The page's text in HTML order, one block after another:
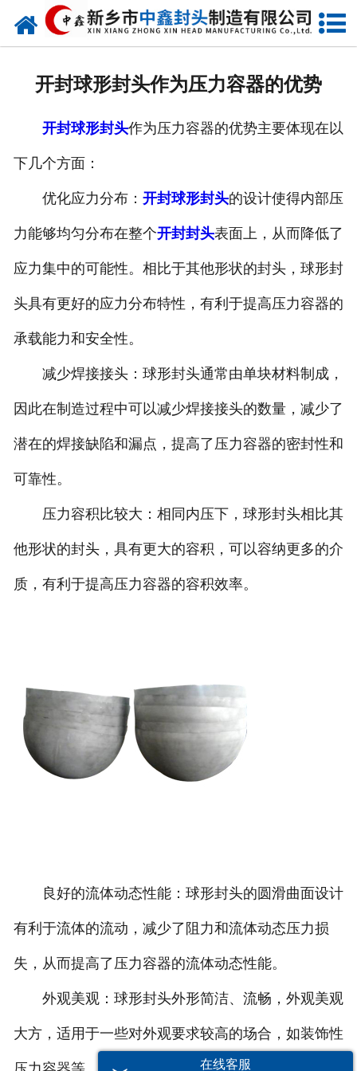
网站首页
生产现场
成功案例
视频中心
诚聘英才
开封球形封头作为压力容器的优势
开封球形封头作为压力容器的优势主要体现在以
下几个方面：
优化应力分布： 开封球形封头的设计使得内部压
力能够均匀分布在整个开封封头表面上，从而降低了
应力集中的可能性。相比于其他形状的封头，球形封
头具有更好的应力分布特性，有利于提高压力容器的
承载能力和安全性。
减少焊接接头：球形封头通常由单块材料制成，
因此在制造过程中可以减少焊接接头的数量，减少了
潜在的焊接缺陷和漏点，提高了压力容器的密封性和
可靠性。
压力容积比较大：相同内压下，球形封头相比其
他形状的封头，具有更大的容积，可以容纳更多的介
质，有利于提高压力容器的容积效率。
良好的流体动态性能：球形封头的圆滑曲面设计
有利于流体的流动，减少了阻力和流体动态压力损
失，从而提高了压力容器的流体动态性能。
外观美观：球形封头外形简洁、流畅，外观美观
大方，适用于一些对外观要求较高的场合，如装饰性
在线客服